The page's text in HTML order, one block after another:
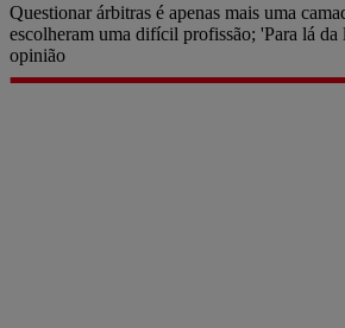
Questionar árbitras é apenas mais uma
escolheram uma difícil profissão; 'Para lá da
opinião